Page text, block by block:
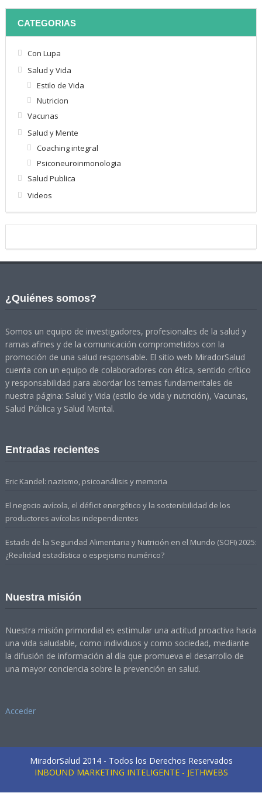
CATEGORIAS
Con Lupa
Salud y Vida
Estilo de Vida
Nutricion
Vacunas
Salud y Mente
Coaching integral
Psiconeuroinmonologia
Salud Publica
Videos
¿Quiénes somos?
Somos un equipo de investigadores, profesionales de la salud y
ramas afines y de la comunicación comprometidos con la
promoción de una salud responsable. El sitio web MiradorSalud
cuenta con un equipo de colaboradores con ética, sentido crítico
y responsabilidad para abordar los temas fundamentales de
nuestra página: Salud y Vida (estilo de vida y nutrición), Vacunas,
Salud Pública y Salud Mental.
Entradas recientes
Eric Kandel: nazismo, psicoanálisis y memoria
El negocio avícola, el déficit energético y la sostenibilidad de los
productores avícolas independientes
Estado de la Seguridad Alimentaria y Nutrición en el Mundo (SOFI) 2025:
¿Realidad estadística o espejismo numérico?
Nuestra misión
Nuestra misión primordial es estimular una actitud proactiva hacia
una vida saludable, como individuos y como sociedad, mediante
la difusión de información al día que promueva el desarrollo de
una mayor conciencia sobre la prevención en salud.
Acceder
MiradorSalud 2014 - Todos los Derechos Reservados
INBOUND MARKETING INTELIGENTE - JETHWEBS